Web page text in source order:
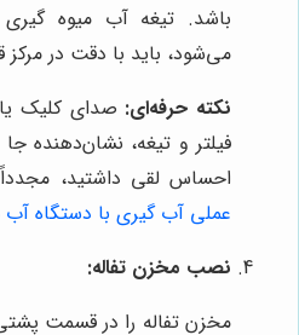
باشد. تیغه آب میوه گیری
می‌شود، باید با دقت در مرکز
نکته حرفه‌ای: صدای کلیک
فیلتر و تیغه، نشان‌دهنده
احساس لقی داشتید،
عملی آب گیری با دستگاه آب
نصب مخزن تفاله:
مخزن تفاله را در قسمت